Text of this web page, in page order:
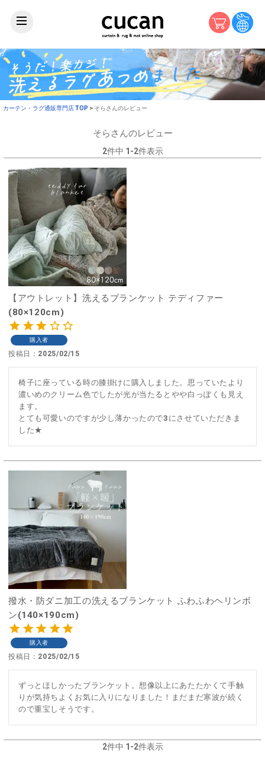
カーテン・ラグ通販専門店 TOP そらさんのレビュー
そらさんのレビュー
2件中 1 -2件表示
【アウトレット】洗えるブランケット テディファー
(80×120cm)
購入者
投稿日 2025/02/15
椅子に座っている時の膝掛けに購入しました。思っていたより
濃いめのクリーム色でしたが光が当たるとやや白っぽくも見え
ます。
とても可愛いのですが少し薄かったので3にさせていただきま
した★
撥水・防ダニ加工の洗えるブランケット ふわふわヘリンボ
ン(140×190cm)
購入者
投稿日 2025/02/15
ずっとほしかったブランケット。想像以上にあたたかくて手触
りが気持ちよくお気に入りになりました！まだまだ寒波が続く
ので重宝しそうです。
2件中 1 -2件表示